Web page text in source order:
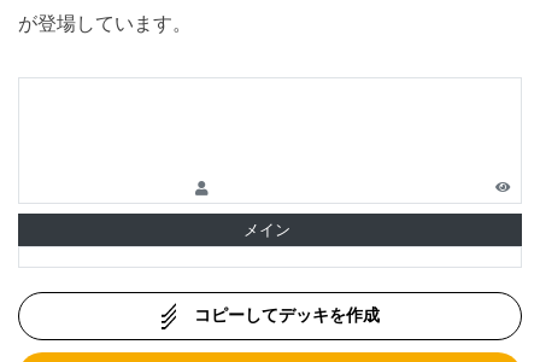
が登場しています。
メイン
コピーしてデッキを作成